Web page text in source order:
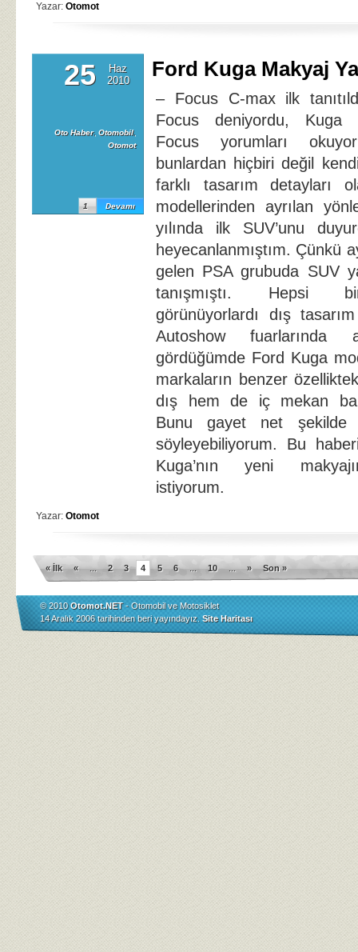
Yazar: Otomot
25
Haz
2010
Oto Haber, Otomobil,
Otomot
Devamı
1
Ford Kuga Makyaj
– Focus C-max ilk
Focus deniyordu, Kuga
Focus yorumları
bunlardan hiçbiri değil
farklı tasarım detayları
modellerinden ayrılan
yılında ilk SUV’unu
heyecanlanmıştım. Çünkü
gelen PSA grubuda SUV
tanışmıştı. Hepsi
görünüyorlardı dış
Autoshow fuarlarında
gördüğümde Ford Kuga
markaların benzer
dış hem de iç mekan
Bunu gayet net şekilde
söyleyebiliyorum. Bu
Kuga’nın yeni
istiyorum.
Yazar: Otomot
« İlk « ... 2 3 4 5 6 ... 10 ... » Son »
© 2010Otomot.NET- Otomobil ve Motosiklet
14 Aralık 2006 tarihinden beri yayındayız. Site Haritası